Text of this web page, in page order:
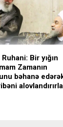
Bir yığın
Zamanın
bəhanə